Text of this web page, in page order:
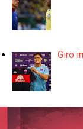
Giro